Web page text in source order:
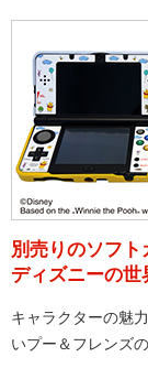
別売りのソフト
ディズニーの世
キャラクターの魅
いプー＆フレンズ